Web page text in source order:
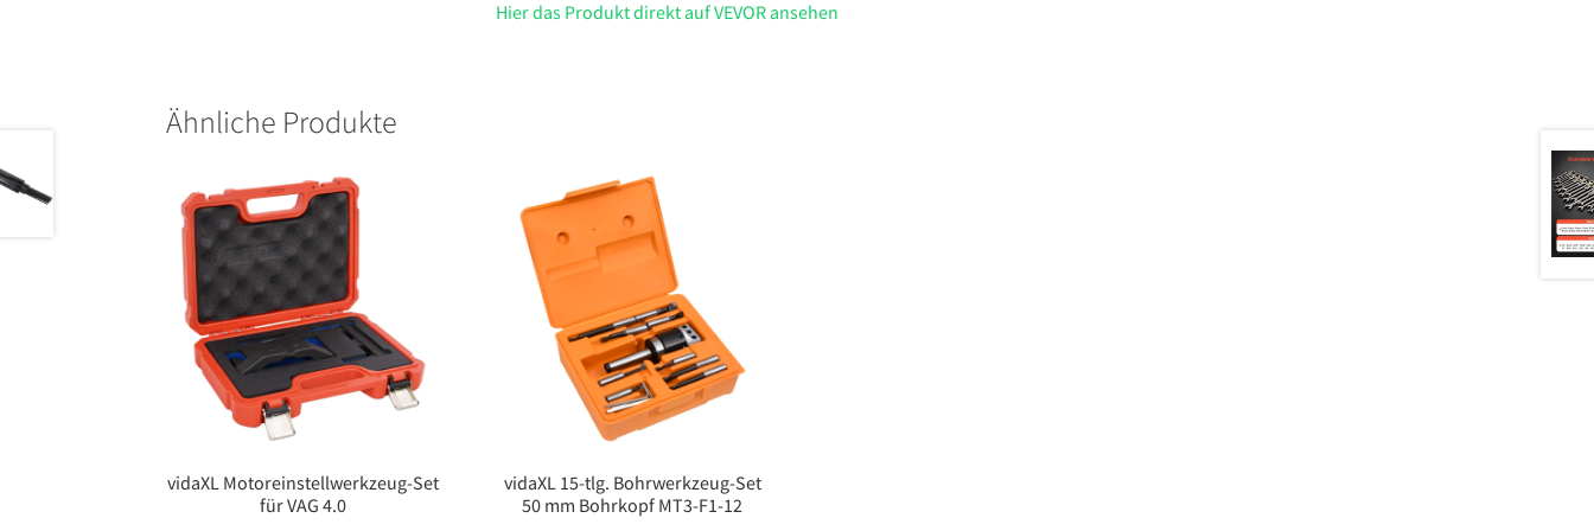
Hier das Produkt direkt auf VEVOR ansehen
Ähnliche Produkte
vidaXL Motoreinstellwerkzeug-Set
für VAG 4.0
vidaXL 15-tlg. Bohrwerkzeug-Set
50 mm Bohrkopf MT3-F1-12